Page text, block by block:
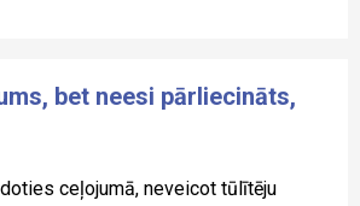
bet neesi pārliecināts,
ceļojumā, neveicot tūlītēju